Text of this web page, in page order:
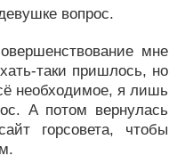
вопрос.
мне
таки пришлось, но
необходимое, я лишь
А потом вернулась
горсовета, чтобы